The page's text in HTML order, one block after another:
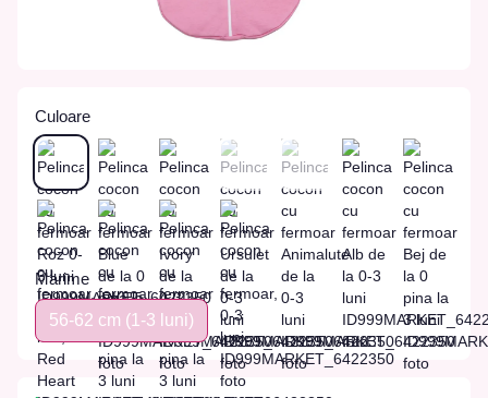
Culoare
Marime
56-62 сm (1-3 luni)